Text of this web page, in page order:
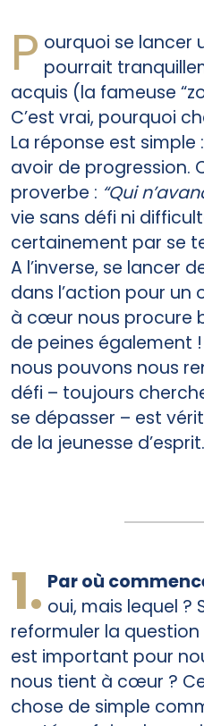
P ourquoi se lancer
pourrait
acquis (la fameuse
C’est vrai, pourquoi
La réponse est simple
avoir de progression.
proverbe : “Qui
vie sans défi ni
certainement par se
A l’inverse, se lancer
dans l’action pour
à cœur nous procure
de peines également
nous pouvons nous
défi – toujours
se dépasser – est
de la jeunesse d’esprit.
1. Par où
oui, mais lequel ?
reformuler la question
est important pour
nous tient à cœur ?
chose de simple